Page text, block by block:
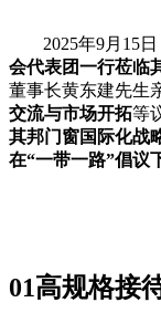
2025年9月 15
会代表团一行莅临
董事长黄东建先生
交流与市场开拓等
其邦门窗国际化战
在“一带一路”倡议
01高规格接